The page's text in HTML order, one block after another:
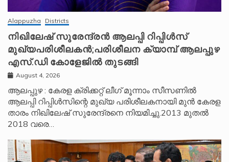
Alappuzha Districts
നിഖിലേഷ് സുരേന്ദ്രൻ ആലപ്പി റിപ്പിൾസ്
മുഖ്യപരിശീലകൻ;പരിശീലന ക്യാമ്പ് ആലപ്പുഴ
എസ്.ഡി കോളേജിൽ തുടങ്ങി
August 4, 2026
ആലപ്പുഴ : കേരള ക്രിക്കറ്റ് ലീ​ഗ് മൂന്നാം സീസണിൽ
ആലപ്പി റിപ്പിൾസിന്റെ മുഖ്യ പരിശീലകനായി മുൻ കേരള
താരം നിഖിലേഷ് സുരേന്ദ്രനെ നിയമിച്ചു.2013 മുതൽ
2018 വരെ…